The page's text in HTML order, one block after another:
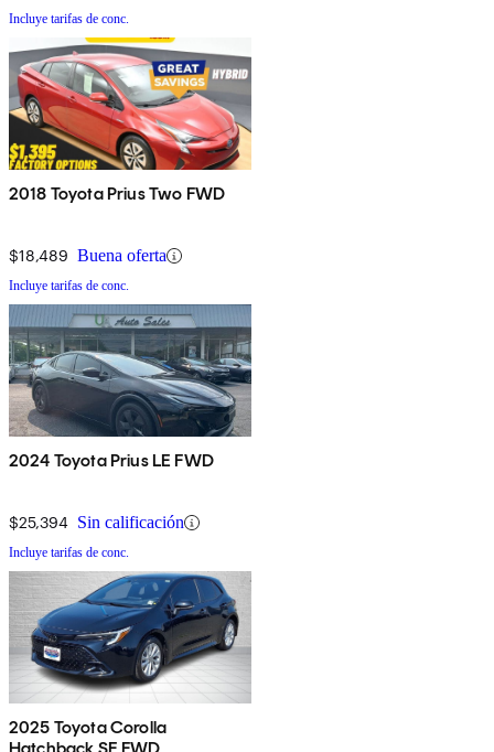
Incluye tarifas de conc.
2018 Toyota Prius Two FWD
$18,489 Buena oferta
Incluye tarifas de conc.
2024 Toyota Prius LE FWD
$25,394 Sin calificación
Incluye tarifas de conc.
2025 Toyota Corolla